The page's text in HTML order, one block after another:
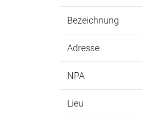
Bezeichnung
Adresse
NPA
Lieu